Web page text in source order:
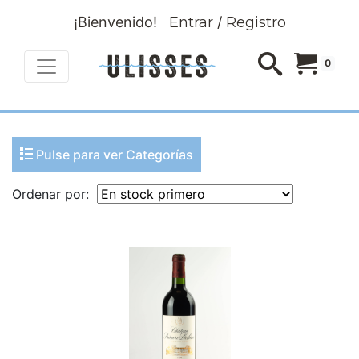
¡Bienvenido! Entrar/ Registro
0
Pulse para ver Categorías
Ordenar por: